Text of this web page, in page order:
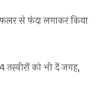
से फंदा लगाकर किया
तस्वीरों को भी दें जगह,